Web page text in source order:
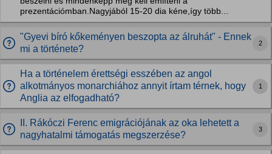
prezentációmban.Nagyjából 15-20 dia kéne,így több...
"Gyevi bíró kőkeményen beszopta az álruhát" - Ennek
mi a története?
2
Ha a történelem érettségi esszében az angol
alkotmányos monarchiához annyit írtam térnek, hogy
Anglia az elfogadható?
1
II. Rákóczi Ferenc emigrációjának az oka lehetett a
nagyhatalmi támogatás megszerzése?
3